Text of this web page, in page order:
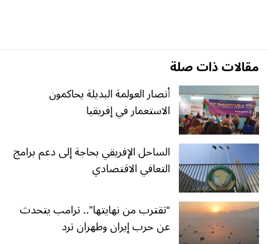
مقالات ذات صلة
أنصار العولمة البديلة يحاكمون
الاستعمار في إفريقيا
الساحل الإفريقي بحاجة إلى دعم برامج
التعافي الاقتصادي
“تقترب من نهايتها”.. ترامب يتحدث
عن حرب إيران وطهران ترد